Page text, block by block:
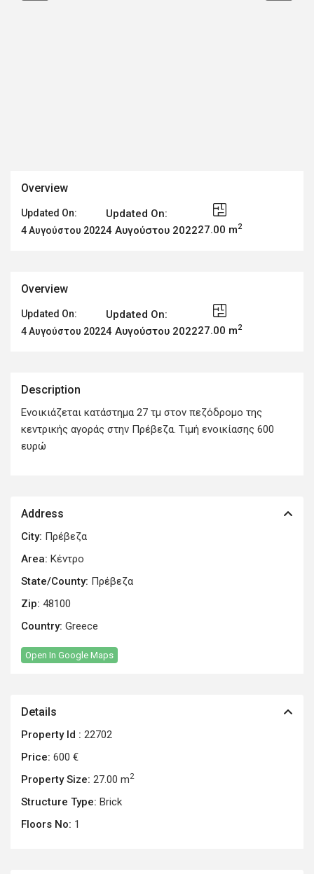
Overview
Updated On:
4 Αυγούστου 2022
Updated On:
4 Αυγούστου 202227.00 m2
Overview
Updated On:
4 Αυγούστου 2022
Updated On:
4 Αυγούστου 202227.00 m2
Description
Ενοικιάζεται κατάστημα 27 τμ στον πεζόδρομο της
κεντρικής αγοράς στην Πρέβεζα. Τιμή ενοικίασης 600
ευρώ
Address
City: Πρέβεζα
Area: Κέντρο
State/County: Πρέβεζα
Zip: 48100
Country: Greece
Open In Google Maps
Details
Property Id : 22702
Price: 600 €
Property Size: 27.00 m2
Structure Type: Brick
Floors No: 1